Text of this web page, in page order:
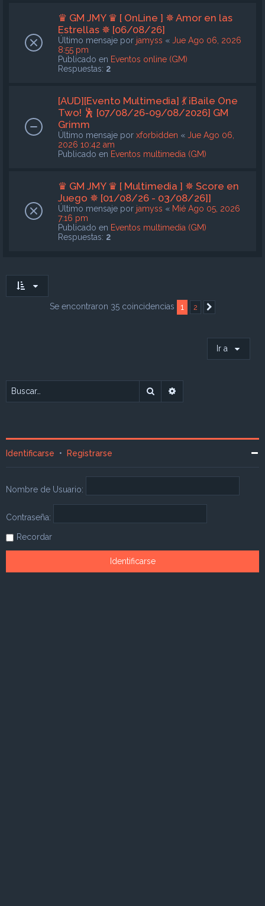
♛ GM JMY ♛ [ OnLine ] ✵ Amor en las
Estrellas ✵ [06/08/26]
Último mensaje por jamyss « Jue Ago 06, 2026
8:55 pm
Publicado en Eventos online (GM)
Respuestas: 2
[AUD][Evento Multimedia] 💃 ¡Baile One
Two! 🕺 [07/08/26-09/08/2026] GM
Grimm
Último mensaje por xforbidden « Jue Ago 06,
2026 10:42 am
Publicado en Eventos multimedia (GM)
♛ GM JMY ♛ [ Multimedia ] ✵ Score en
Juego ✵ [01/08/26 - 03/08/26]]
Último mensaje por jamyss « Mié Ago 05, 2026
7:16 pm
Publicado en Eventos multimedia (GM)
Respuestas: 2
Se encontraron 35 coincidencias 1 2
Ir a
Buscar
Identificarse • Registrarse
Nombre de Usuario:
Contraseña:
Recordar